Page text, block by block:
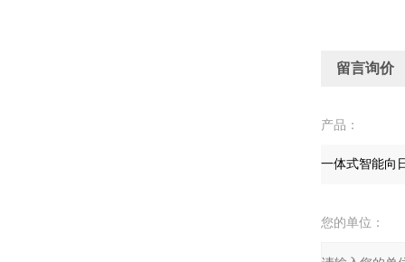
留言询价
产品：
您的单位：